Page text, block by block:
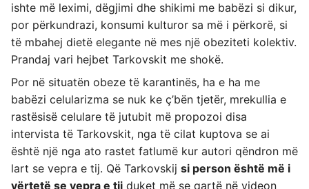
ishte më leximi, dëgjimi dhe shikimi me babëzi si dikur,
por përkundrazi, konsumi kulturor sa më i përkorë, si
të mbahej dietë elegante në mes një obeziteti kolektiv.
Prandaj vari hejbet Tarkovskit me shokë.
Por në situatën obeze të karantinës, ha e ha me
babëzi celularizma se nuk ke ç’bën tjetër, mrekullia e
rastësisë celulare të jutubit më propozoi disa
intervista të Tarkovskit, nga të cilat kuptova se ai
është një nga ato rastet fatlumë kur autori qëndron më
lart se vepra e tij. Që Tarkovskij si person është më i
vërtetë se vepra e tij duket më se qartë në videon